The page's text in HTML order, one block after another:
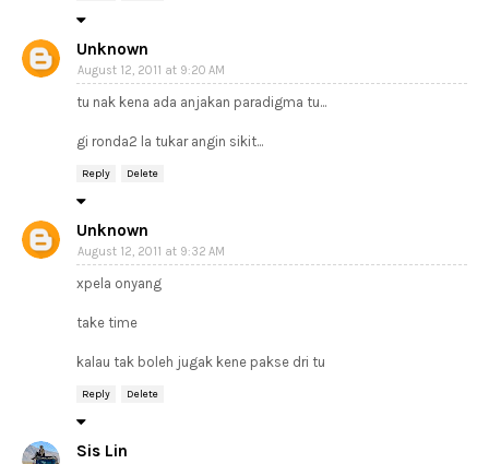
Unknown
August 12, 2011 at 9:20 AM
tu nak kena ada anjakan paradigma tu...
gi ronda2 la tukar angin sikit...
Reply Delete
Unknown
August 12, 2011 at 9:32 AM
xpela onyang
take time
kalau tak boleh jugak kene pakse dri tu
Reply Delete
Sis Lin